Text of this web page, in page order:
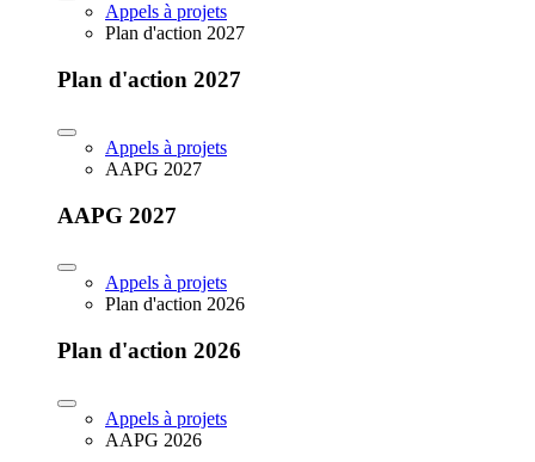
Appels à projets
Plan d'action 2027
Plan d'action 2027
Appels à projets
AAPG 2027
AAPG 2027
Appels à projets
Plan d'action 2026
Plan d'action 2026
Appels à projets
AAPG 2026